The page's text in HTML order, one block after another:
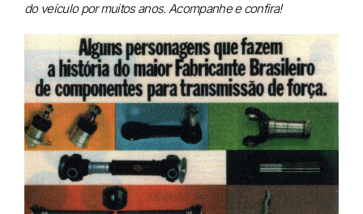
do veículo por muitos anos. Acompanhe e confira!